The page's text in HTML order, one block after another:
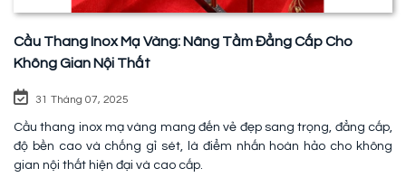
Cầu Thang Inox Mạ Vàng: Nâng Tầm Đẳng Cấp Cho
Không Gian Nội Thất
31 Tháng 07, 2025
Cầu thang inox mạ vàng mang đến vẻ đẹp sang trọng, đẳng cấp,
độ bền cao và chống gỉ sét, là điểm nhấn hoàn hảo cho không
gian nội thất hiện đại và cao cấp.